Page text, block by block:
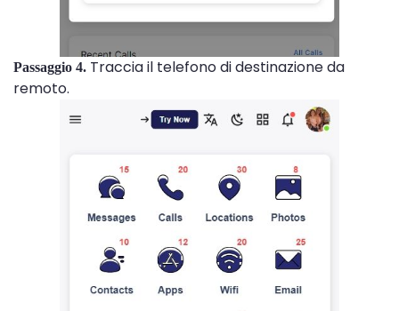
Passaggio 4. Traccia il telefono di destinazione da
remoto.